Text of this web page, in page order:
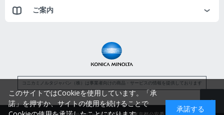
ご案内
コニカミノルタジャパン（株）は事業者向けの商品・サービスの情報を提供しております
このサイトではCookieを使用しています。「承
諾」を押すか、サイトの使用を続けることで
承諾する